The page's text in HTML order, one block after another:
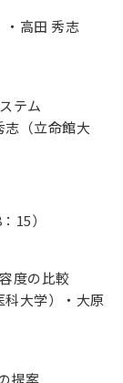
高田 秀志
テム
（立命館大
15）
度の比較
大学）・大原
提案